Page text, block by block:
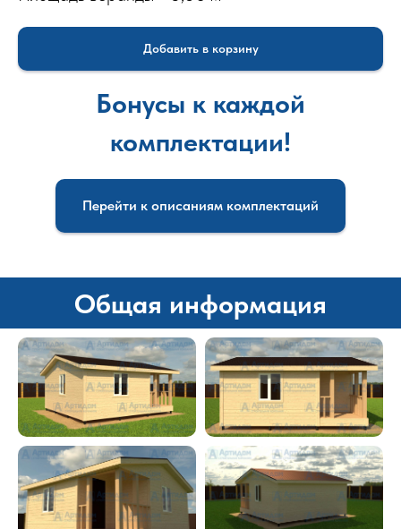
Добавить в корзину
Бонусы к каждой
комплектации!
Перейти к описаниям комплектаций
Общая информация